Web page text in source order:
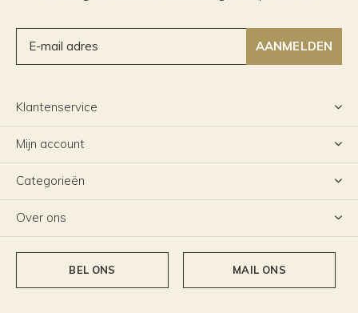
AANMELDEN
Klantenservice
Mijn account
Categorieën
Over ons
BEL ONS MAIL ONS